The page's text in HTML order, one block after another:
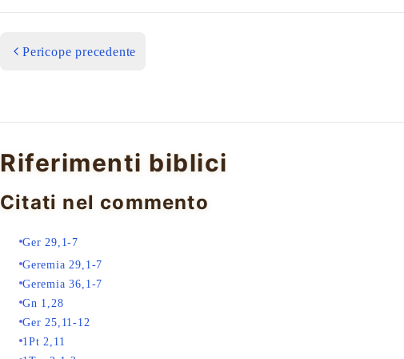
Pericope precedente
Riferimenti biblici
Citati nel commento
Ger 29,1-7
Geremia 29,1-7
Geremia 36,1-7
Gn 1,28
Ger 25,11-12
1Pt 2,11